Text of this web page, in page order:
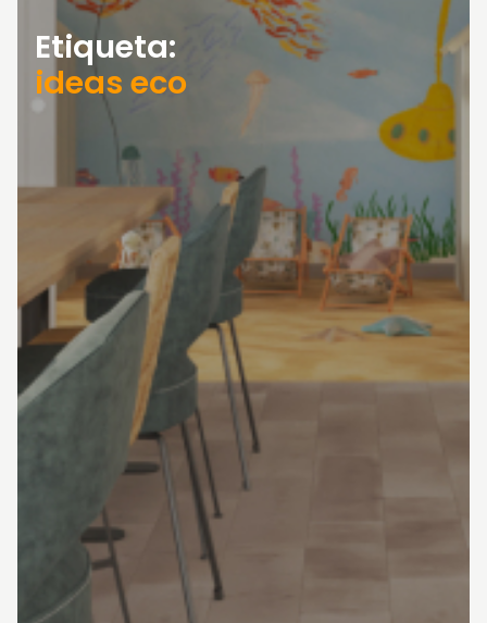
Etiqueta:
ideas eco